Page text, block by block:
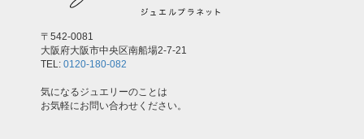
〒542-0081
大阪府大阪市中央区南船場2-7-21
TEL: 0120-180-082
気になるジュエリーのことは
お気軽にお問い合わせください。